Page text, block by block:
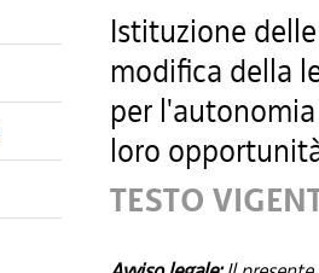
Istituzione
modifica della
per
loro
TESTO